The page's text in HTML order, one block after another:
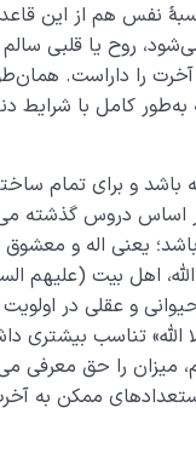
نفس هم از این
روح یا قلبی
آخرت را داراست.
کامل با شرایط
و برای تمام
اساس دروس گذشته
یعنی اله و معشوق
اهل بیت (علیهم
و عقلی در اولویت
الله» تناسب بیشتری
میزان را حق معرفی
ممکن به